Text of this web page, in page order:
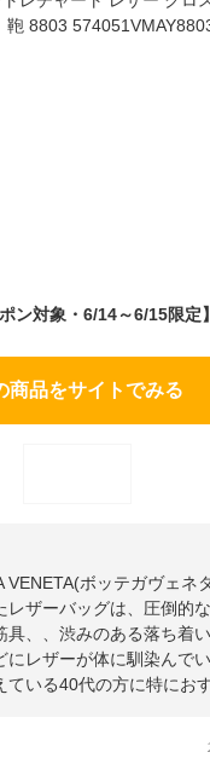
商品をサイトでみる
ボッテガヴェネ
ザーバッグは、圧倒的
、、渋みのある落ち着
レザーが体に馴染んで
いる40代の方に特にお